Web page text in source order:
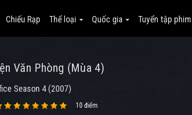
Chiếu Rạp Thể loại Quốc gia Tuyển tập phim
Văn Phòng (Mùa 4)
Season 4 (2007)
10 điểm